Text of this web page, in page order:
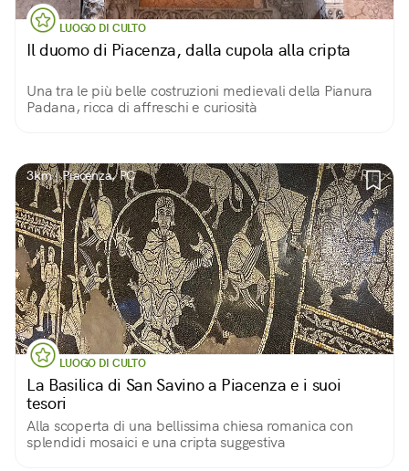
LUOGO DI CULTO
Il duomo di Piacenza, dalla cupola alla cripta
Una tra le più belle costruzioni medievali della Pianura
Padana, ricca di affreschi e curiosità
3km | Piacenza, PC
LUOGO DI CULTO
La Basilica di San Savino a Piacenza e i suoi
tesori
Alla scoperta di una bellissima chiesa romanica con
splendidi mosaici e una cripta suggestiva